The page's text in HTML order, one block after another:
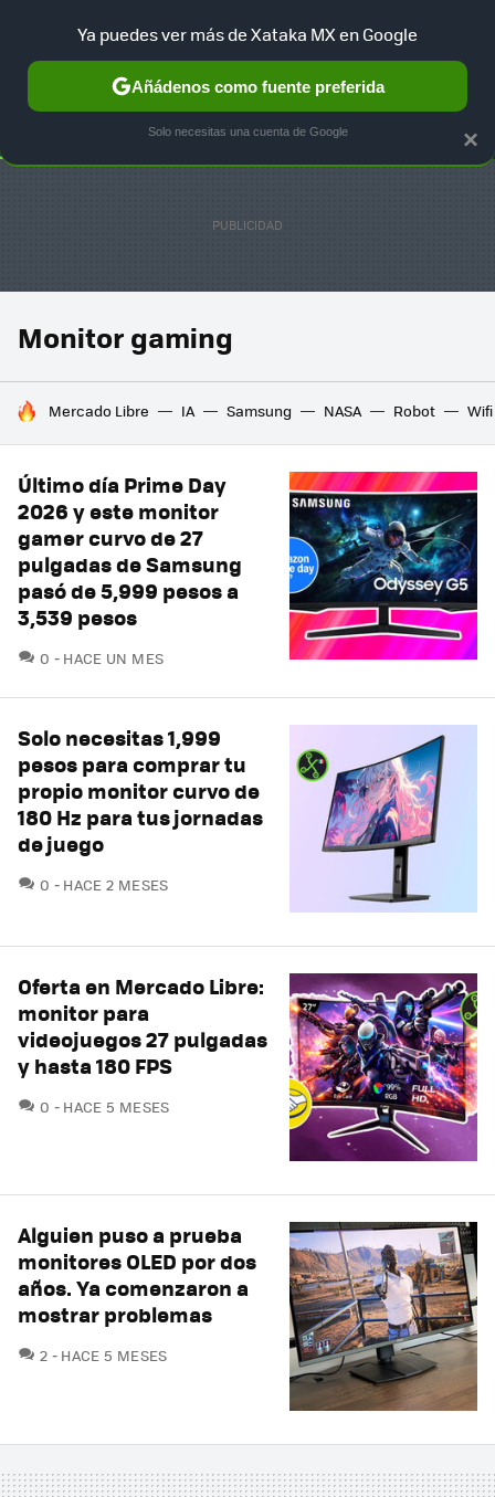
SELECCIÓN GAMING HOME AUTO TERRITORIO
Monitor gaming
HOY SE HABLA DE
Mercado Libre IA Samsung NASA Robot Wifi
Último día Prime Day
2026 y este monitor
gamer curvo de 27
pulgadas de Samsung
pasó de 5,999 pesos a
3,539 pesos
0 COMENTARIOS
HACE UN MES
Solo necesitas 1,999
pesos para comprar tu
propio monitor curvo de
180 Hz para tus jornadas
de juego
0 COMENTARIOS
HACE 2 MESES
Oferta en Mercado Libre:
monitor para
videojuegos 27 pulgadas
y hasta 180 FPS
0 COMENTARIOS
HACE 5 MESES
Alguien puso a prueba
monitores OLED por dos
años. Ya comenzaron a
mostrar problemas
2 COMENTARIOS
HACE 5 MESES
×
Ya puedes ver más de Xataka MX en Google
Añádenos como fuente preferida
Solo necesitas una cuenta de Google